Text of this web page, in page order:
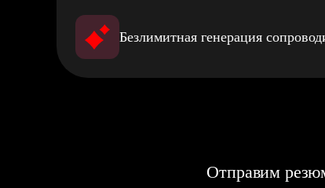
Безлимитная генерация
Отправим